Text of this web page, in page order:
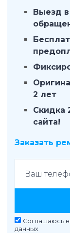
Выезд
2 лет
Скидка
сайта!
Заказать
Соглашаюсь
данных